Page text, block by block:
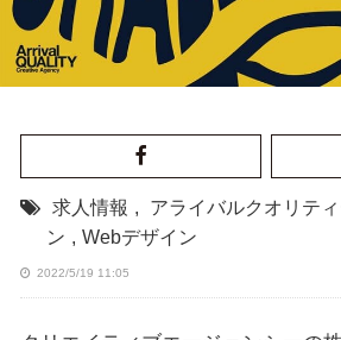
求人情報 , アライバルクオリテ
ン , Webデザイン
2022/5/19 11:05